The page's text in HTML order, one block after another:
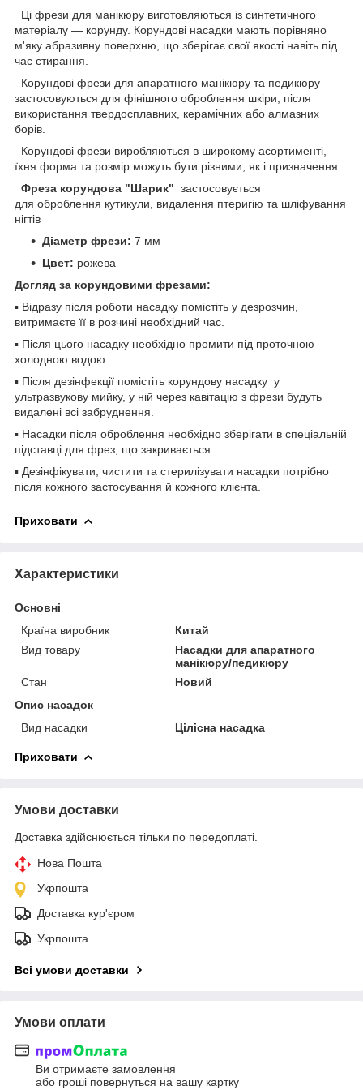
Ці фрези для манікюру виготовляються із синтетичного
матеріалу — корунду. Корундові насадки мають порівняно
м'яку абразивну поверхню, що зберігає свої якості навіть під
час стирання.
Корундові фрези для апаратного манікюру та педикюру
застосовуються для фінішного оброблення шкіри, після
використання твердосплавних, керамічних або алмазних
борів.
Корундові фрези виробляються в широкому асортименті,
їхня форма та розмір можуть бути різними, як і призначення.
Фреза корундова "Шарик" застосовується
для оброблення кутикули, видалення птеригію та шліфування
нігтів
Діаметр фрези: 7 мм
Цвет: рожева
Догляд за корундовими фрезами:
▪️ Відразу після роботи насадку помістіть у дезрозчин,
витримаєте її в розчині необхідний час.
▪️ Після цього насадку необхідно промити під проточною
холодною водою.
▪️ Після дезінфекції помістіть корундову насадку у
ультразвукову мийку, у ній через кавітацію з фрези будуть
видалені всі забруднення.
▪️ Насадки після оброблення необхідно зберігати в спеціальній
підставці для фрез, що закривається.
▪️ Дезінфікувати, чистити та стерилізувати насадки потрібно
після кожного застосування й кожного клієнта.
Приховати
Характеристики
Основні
Країна виробник
Китай
Вид товару
Насадки для апаратного
манікюру/педикюру
Стан
Новий
Опис насадок
Вид насадки
Цілісна насадка
Приховати
Умови доставки
Доставка здійснюється тільки по передоплаті.
Нова Пошта
Укрпошта
Доставка кур'єром
Укрпошта
Всі умови доставки
Умови оплати
Ви отримаєте замовлення
або гроші повернуться на вашу картку